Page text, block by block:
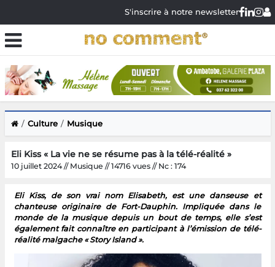
S'inscrire à notre newsletter
Culture Musique
Eli Kiss « La vie ne se résume pas à la télé-réalité »
10 juillet 2024 // Musique // 14716 vues // Nc : 174
Eli Kiss, de son vrai nom Elisabeth, est une danseuse et
chanteuse originaire de Fort-Dauphin. Impliquée dans le
monde de la musique depuis un bout de temps, elle s’est
également fait connaître en participant à l’émission de télé-
réalité malgache « Story Island ».